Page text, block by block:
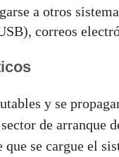
a otros
correos
y se
de arranque
se cargue el